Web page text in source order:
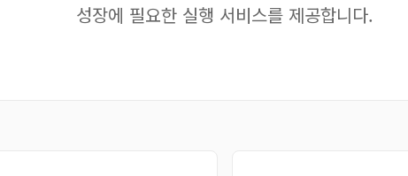
성장에 필요한 실행 서비스를 제공합니다.